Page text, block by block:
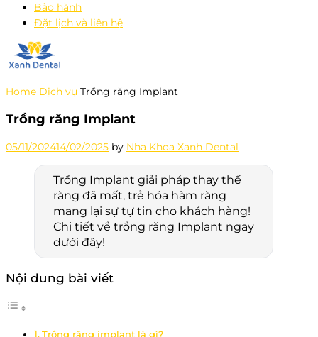
Bảo hành
Đặt lịch và liên hệ
Home Dịch vụ Trồng răng Implant
Trồng răng Implant
05/11/202414/02/2025 by Nha Khoa Xanh Dental
Trồng Implant giải pháp thay thế
răng đã mất, trẻ hóa hàm răng
mang lại sự tự tin cho khách hàng!
Chi tiết về trồng răng Implant ngay
dưới đây!
Nội dung bài viết
Trồng răng implant là gì?